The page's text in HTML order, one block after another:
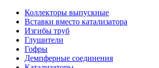
Коллекторы выпускные
Вставки вместо катализатора
Изгибы труб
Глушители
Гофры
Демпферные соединения